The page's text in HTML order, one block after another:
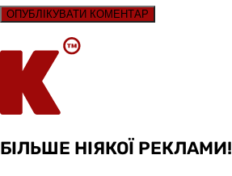
ОПУБЛІКУВАТИ КОМЕНТАР
БІЛЬШЕ НІЯКОЇ РЕКЛАМИ!